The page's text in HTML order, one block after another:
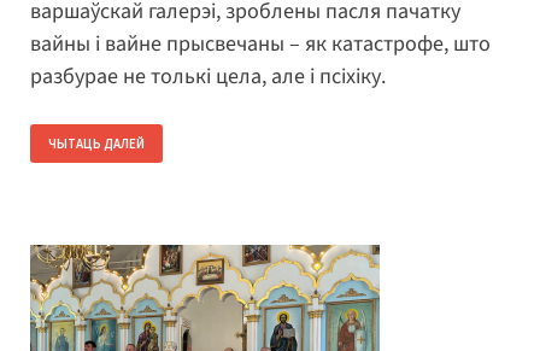
варшаўскай галерэі, зроблены пасля пачатку
вайны і вайне прысвечаны – як катастрофе, што
разбурае не толькі цела, але і псіхіку.
ЧЫТАЦЬ ДАЛЕЙ